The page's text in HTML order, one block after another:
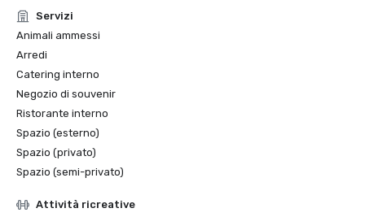
Sunset Magazine Best Ranch Resorts, 2021 + 2022
Sunset Magazine #1 Destination for Horseback Riding,
Best Hotel Pools in Oregon, 2023 (Only In Your State)
Servizi
Animali ammessi
Arredi
Catering interno
Negozio di souvenir
Ristorante interno
Spazio (esterno)
Spazio (privato)
Spazio (semi-privato)
Attività ricreative